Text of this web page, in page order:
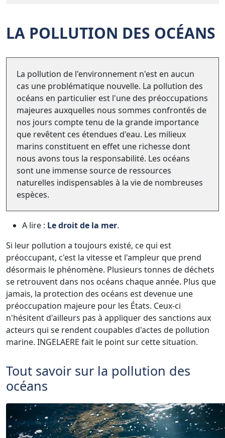
LA POLLUTION DES OCÉANS
La pollution de l'environnement n'est en aucun
cas une problématique nouvelle. La pollution des
océans en particulier est l'une des préoccupations
majeures auxquelles nous sommes confrontés de
nos jours compte tenu de la grande importance
que revêtent ces étendues d'eau. Les milieux
marins constituent en effet une richesse dont
nous avons tous la responsabilité. Les océans
sont une immense source de ressources
naturelles indispensables à la vie de nombreuses
espèces.
A lire : Le droit de la mer.
Si leur pollution a toujours existé, ce qui est
préoccupant, c'est la vitesse et l'ampleur que prend
désormais le phénomène. Plusieurs tonnes de déchets
se retrouvent dans nos océans chaque année. Plus que
jamais, la protection des océans est devenue une
préoccupation majeure pour les États. Ceux-ci
n'hésitent d'ailleurs pas à appliquer des sanctions aux
acteurs qui se rendent coupables d'actes de pollution
marine. INGELAERE fait le point sur cette situation.
Tout savoir sur la pollution des
océans